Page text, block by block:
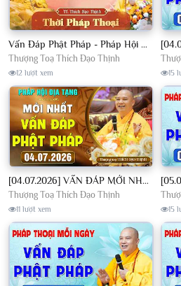
Vấn Đáp Phật Pháp - Pháp Hội Địa Tạng Ngày 01/08/2026│TT. Thích Đạo Thịnh
Thượng Toạ Thích Đạo Thịnh
12 lượt xem 15
[04.07.2026] VẤN ĐÁP MỚI NHẤT - Pháp Hội Địa Tạng Chùa Khai Nguyên | TT. Thích Đạo Thịnh
Thượng Toạ Thích Đạo Thịnh
11 lượt xem 15